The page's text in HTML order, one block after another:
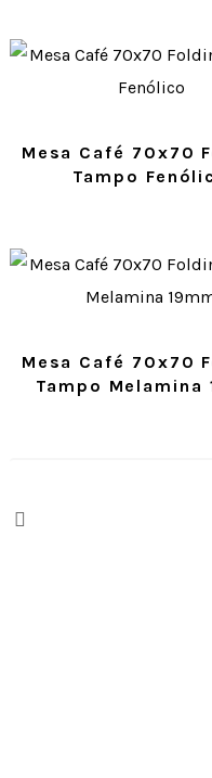
Mesa Café 70x70
Tampo
Mesa Café 70x70
Tampo Melamina
Prev